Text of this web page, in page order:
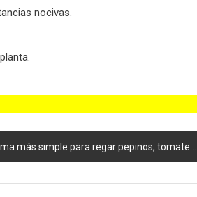
nocivas.
simple para regar pepinos, tomates, calabacines, sandías y melones.